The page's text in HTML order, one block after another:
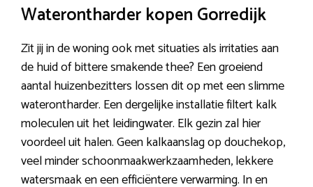
Waterontharder kopen Gorredijk
Zit jij in de woning ook met situaties als irritaties aan
de huid of bittere smakende thee? Een groeiend
aantal huizenbezitters lossen dit op met een slimme
waterontharder. Een dergelijke installatie filtert kalk
moleculen uit het leidingwater. Elk gezin zal hier
voordeel uit halen. Geen kalkaanslag op douchekop,
veel minder schoonmaakwerkzaamheden, lekkere
watersmaak en een efficiëntere verwarming. In en